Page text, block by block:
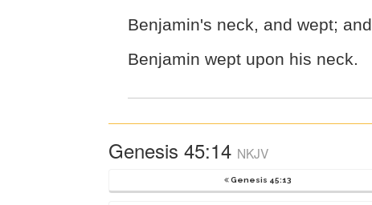
Benjamin's neck, and wept; and
Benjamin wept upon his neck.
Genesis 45:14 NKJV
Genesis 45:13